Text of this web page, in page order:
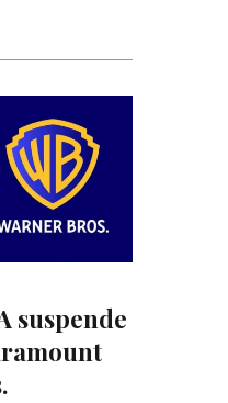
suspende